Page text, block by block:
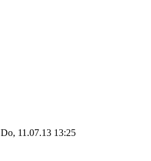
Do, 11.07.13 13:25